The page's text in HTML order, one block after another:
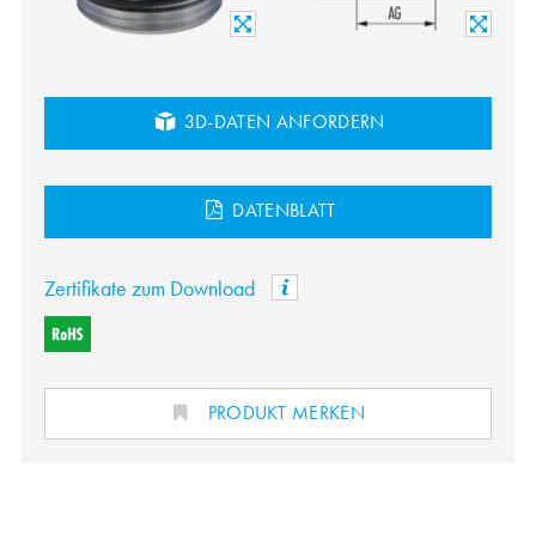
3D-DATEN ANFORDERN
DATENBLATT
Zertifikate zum Download
PRODUKT MERKEN